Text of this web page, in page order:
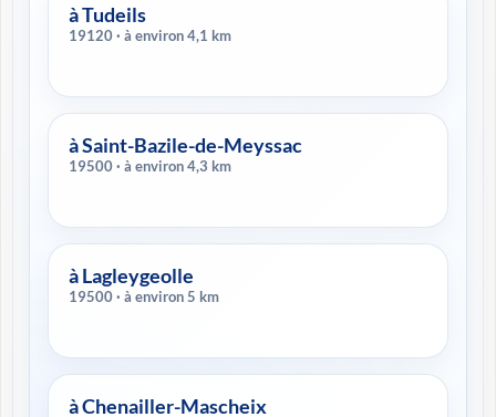
à Tudeils
19120 · à environ 4,1 km
à Saint-Bazile-de-Meyssac
19500 · à environ 4,3 km
à Lagleygeolle
19500 · à environ 5 km
à Chenailler-Mascheix